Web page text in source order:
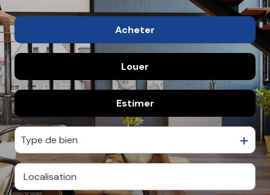
Acheter
De l'immo pro
Louer
De l'immo pro
Estimer
Type de bien